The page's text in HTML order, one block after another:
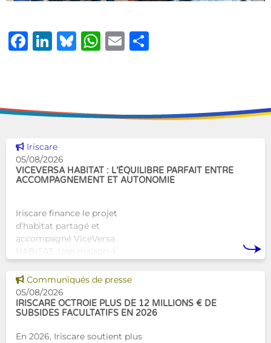
Facebook
LinkedIn
Bluesky
WhatsApp
Email
Voir cette news
Iriscare
05/08/2026
VICEVERSA HABITAT : L’ÉQUILIBRE PARFAIT ENTRE
ACCOMPAGNEMENT ET AUTONOMIE
Iriscare finance le projet
d'habitat partagé et
accompagné ViceVersa
HABITAT. Une maison à
alternative innovante et
humaine aux structures
d’hébergement traditionnel
Voir cette news
Communiqués de presse
05/08/2026
IRISCARE OCTROIE PLUS DE 12 MILLIONS € DE
SUBSIDES FACULTATIFS EN 2026
En 2026, Iriscare soutient plus